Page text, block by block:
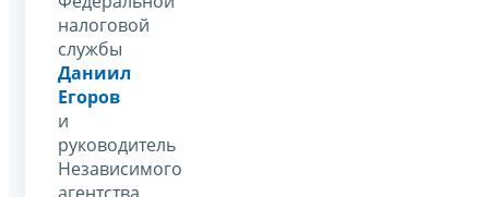
налоговой
службы
Даниил
Егоров
и
руководитель
Независимого
агентства